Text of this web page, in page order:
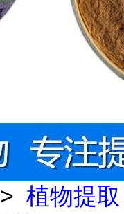
> 植物提取